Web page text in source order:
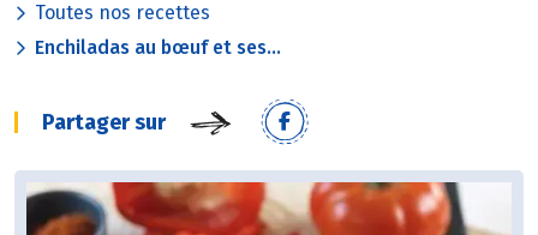
Toutes nos recettes
Enchiladas au bœuf et ses...
Partager sur